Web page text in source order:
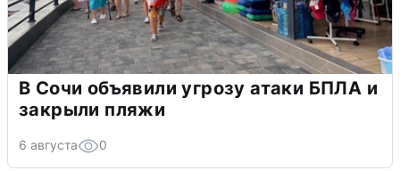
В Сочи объявили угрозу атаки БПЛА и
закрыли пляжи
6 августа 0